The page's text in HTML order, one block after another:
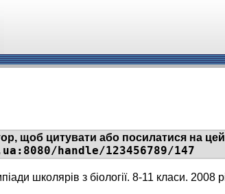
щоб цитувати або посилатися на
handle/123456789/147
школярів з біології. 8-11 класи. 2008